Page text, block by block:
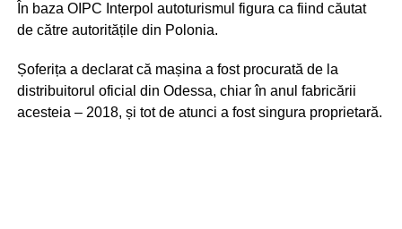
În baza OIPC Interpol autoturismul figura ca fiind căutat
de către autoritățile din Polonia.
Șoferița a declarat că mașina a fost procurată de la
distribuitorul oficial din Odessa, chiar în anul fabricării
acesteia – 2018, și tot de atunci a fost singura proprietară.